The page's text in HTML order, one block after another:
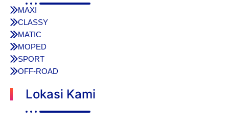
MAXI
CLASSY
MATIC
MOPED
SPORT
OFF-ROAD
Lokasi Kami